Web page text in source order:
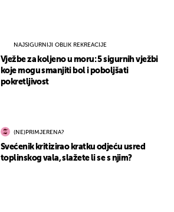
NAJSIGURNIJI OBLIK REKREACIJE
Vježbe za koljeno u moru: 5 sigurnih vježbi
koje mogu smanjiti bol i poboljšati
pokretljivost
(NE)PRIMJERENA?
Svećenik kritizirao kratku odjeću usred
toplinskog vala, slažete li se s njim?